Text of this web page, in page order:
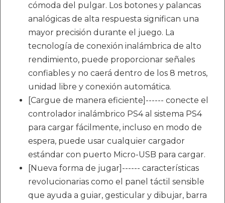
cómoda del pulgar. Los botones y palancas
analógicas de alta respuesta significan una
mayor precisión durante el juego. La
tecnología de conexión inalámbrica de alto
rendimiento, puede proporcionar señales
confiables y no caerá dentro de los 8 metros,
unidad libre y conexión automática.
[Cargue de manera eficiente]------ conecte el
controlador inalámbrico PS4 al sistema PS4
para cargar fácilmente, incluso en modo de
espera, puede usar cualquier cargador
estándar con puerto Micro-USB para cargar.
[Nueva forma de jugar]------ características
revolucionarias como el panel táctil sensible
que ayuda a guiar, gesticular y dibujar, barra